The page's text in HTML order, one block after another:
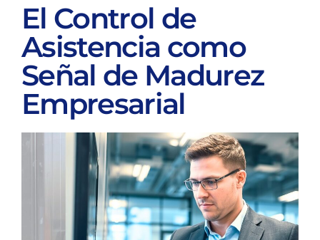
El Control de
Asistencia como
Señal de Madurez
Empresarial